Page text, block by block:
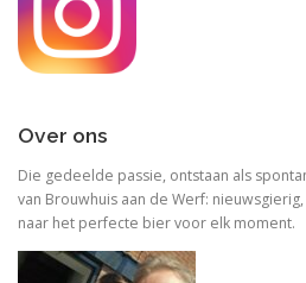
Over ons
Die gedeelde passie, ontstaan als
van Brouwhuis aan de Werf:
naar het perfecte bier voor elk moment.